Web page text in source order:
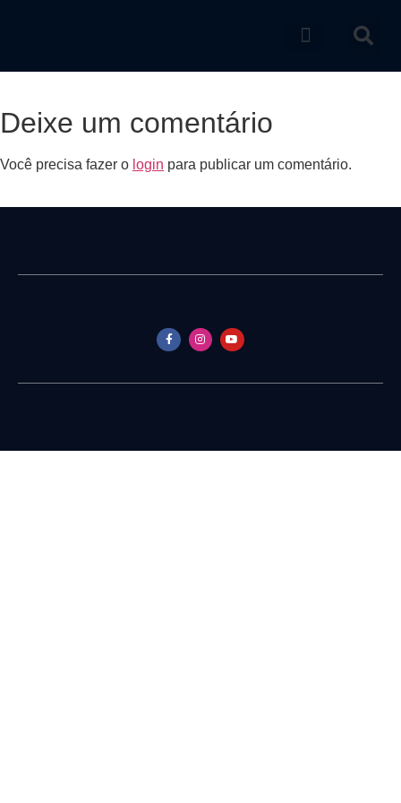
Deixe um comentário
Você precisa fazer o login para publicar um comentário.